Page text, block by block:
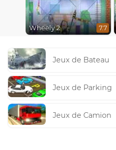
Wheely 2 7.7
Jeux de Bateau
Jeux de Parking
Jeux de Camion